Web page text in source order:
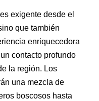
exigente desde el
que también
enriquecedora
contacto profundo
la región. Los
una mezcla de
boscosos hasta